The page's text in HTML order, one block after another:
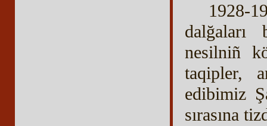
1928-
dalğaları
nesilniñ
taqipler,
edibimiz
sırasına